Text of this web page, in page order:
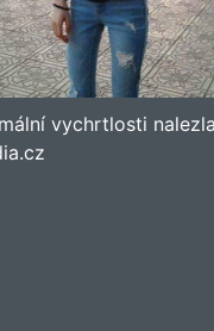
vychrtlosti